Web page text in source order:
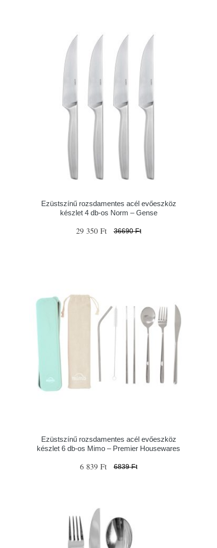
Ezüstszínű rozsdamentes acél evőeszköz
készlet 4 db-os Norm – Gense
29 350 Ft 36690 Ft
Ezüstszínű rozsdamentes acél evőeszköz
készlet 6 db-os Mimo – Premier Housewares
6 839 Ft 6839 Ft